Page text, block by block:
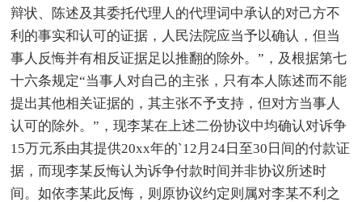
辩状、陈述及其委托代理人的代理词中承认的对己方不
利的事实和认可的证据，人民法院应当予以确认，但当
事人反悔并有相反证据足以推翻的除外。”，及根据第七
十六条规定“当事人对自己的主张，只有本人陈述而不能
提出其他相关证据的，其主张不予支持，但对方当事人
认可的除外。”，现李某在上述二份协议中均确认对诉争
15万元系由其提供20xx年的`12月24日至30日间的付款证
据，而现李某反悔认为诉争付款时间并非协议所述时
间。如依李某此反悔，则原协议约定则属对李某不利之